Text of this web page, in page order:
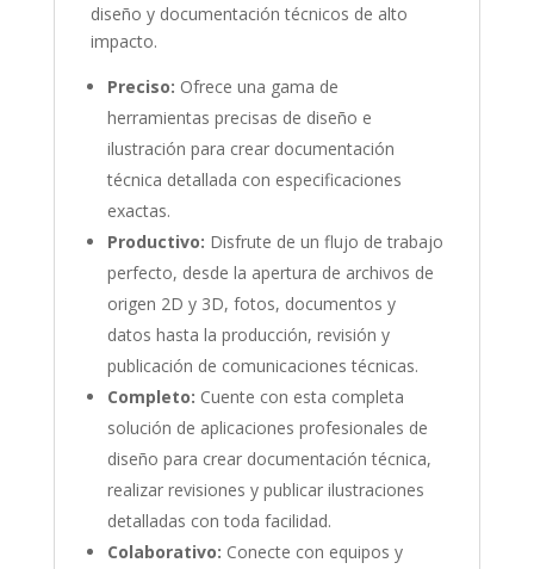
diseño y documentación técnicos de alto
impacto.
Preciso: Ofrece una gama de
herramientas precisas de diseño e
ilustración para crear documentación
técnica detallada con especificaciones
exactas.
Productivo: Disfrute de un flujo de trabajo
perfecto, desde la apertura de archivos de
origen 2D y 3D, fotos, documentos y
datos hasta la producción, revisión y
publicación de comunicaciones técnicas.
Completo: Cuente con esta completa
solución de aplicaciones profesionales de
diseño para crear documentación técnica,
realizar revisiones y publicar ilustraciones
detalladas con toda facilidad.
Colaborativo: Conecte con equipos y